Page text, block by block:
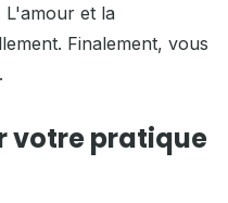
L'amour et la
Finalement, vous
votre pratique